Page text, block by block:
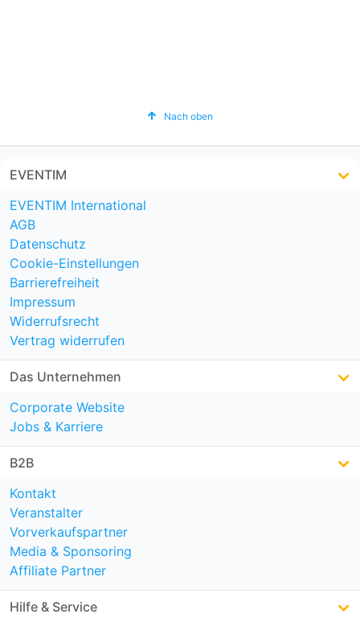
Nach oben
EVENTIM
EVENTIM International
AGB
Datenschutz
Cookie-Einstellungen
Barrierefreiheit
Impressum
Widerrufsrecht
Vertrag widerrufen
Das Unternehmen
Corporate Website
Jobs & Karriere
B2B
Kontakt
Veranstalter
Vorverkaufspartner
Media & Sponsoring
Affiliate Partner
Hilfe & Service